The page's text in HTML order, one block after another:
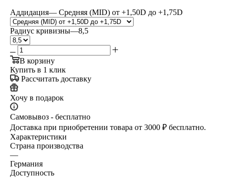
Аддидация— Средняя (MID) от +1,50D до +1,75D
Радиус кривизны—8,5
В корзину
Купить в 1 клик
Рассчитать доставку
Хочу в подарок
Самовывоз - бесплатно
Доставка при приобретении товара от 3000 ₽ бесплатно.
Характеристики
Страна производства
—
Германия
Доступность